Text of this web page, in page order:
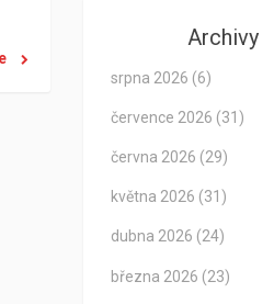
Archivy
srpna 2026 (6)
července 2026 (31)
června 2026 (29)
května 2026 (31)
dubna 2026 (24)
března 2026 (23)